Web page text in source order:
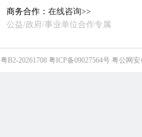
商务合作： 在线咨询>>
公益/政府/事业单位合作专属
粤B2-20261708 粤ICP备09027564号 粤公网安